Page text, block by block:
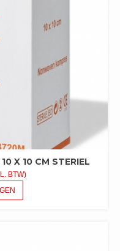
X 10 CM STERIEL
BTW)